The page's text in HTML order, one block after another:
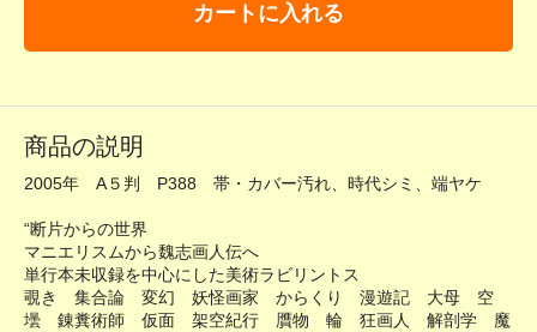
カートに入れる
商品の説明
2005年 A５判 P388 帯・カバー汚れ、時代シミ、端ヤケ
“断片からの世界
マニエリスムから魏志画人伝へ
単行本未収録を中心にした美術ラビリントス
覗き 集合論 変幻 妖怪画家 からくり 漫遊記 大母 空
壜 錬糞術師 仮面 架空紀行 贋物 輪 狂画人 解剖学 魔